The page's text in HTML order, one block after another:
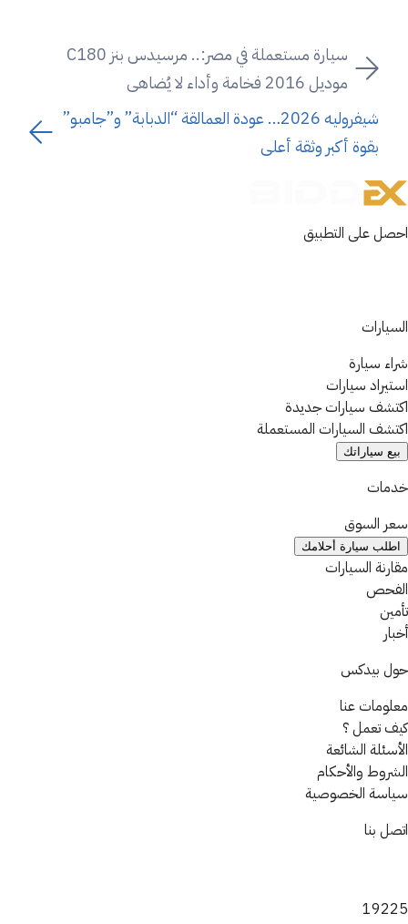
سيارة مستعملة في مصر:.. مرسيدس بنز C180
موديل 2016 فخامة وأداء لا يُضاهى
شيفروليه 2026… عودة العمالقة “الدبابة” و”جامبو”
بقوة أكبر وثقة أعلى
احصل على التطبيق
السيارات
شراء سيارة
استيراد سيارات
اكتشف سيارات جديدة
اكتشف السيارات المستعملة
بيع سياراتك
خدمات
سعر السوق
اطلب سيارة أحلامك
مقارنة السيارات
الفحص
تأمين
أخبار
حول بيدكس
معلومات عنا
كيف تعمل ؟
الأسئلة الشائعة
الشروط والأحكام
سياسة الخصوصية
اتصل بنا
19225